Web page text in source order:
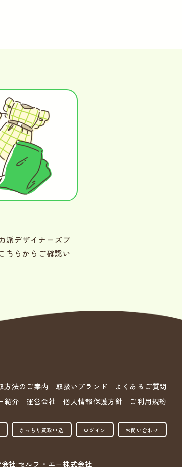
派デザイナーズブ
ちらからご確認い
方法のご案内 取扱いブランド
よくあるご質問
紹介 運営会社 個人情報保護方針 ご利用規約
きっちり買取申込 ログイン お問い合わせ
社:セルフ・エー株式会社